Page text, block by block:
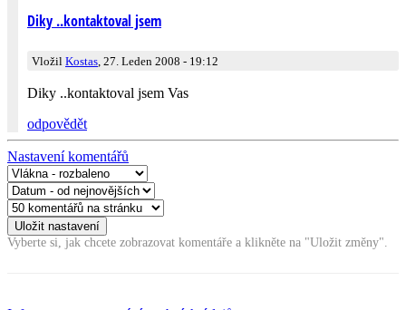
Diky ..kontaktoval jsem
Vložil Kostas , 27. Leden 2008 - 19:12
Diky ..kontaktoval jsem Vas
odpovědět
Nastavení komentářů
Vyberte si, jak chcete zobrazovat komentáře a klikněte na "Uložit změny".